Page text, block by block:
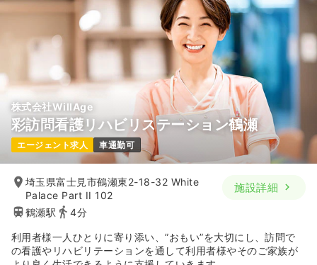
株式会社WillAge
彩訪問看護リハビリステーション鶴瀬
エージェント求人 車通勤可
埼玉県富士見市鶴瀬東2-18-32 White
Palace Part II 102
鶴瀬駅
4分
施設詳細
利用者様一人ひとりに寄り添い、”おもい”を大切にし、訪問で
の看護やリハビリテーションを通して利用者様やそのご家族が